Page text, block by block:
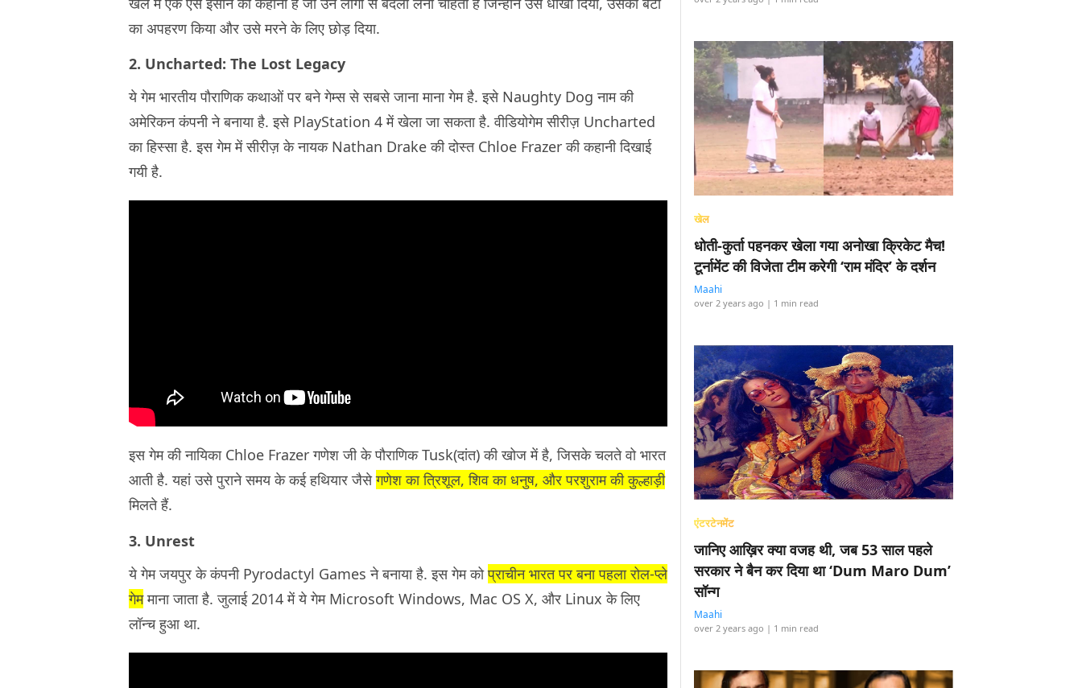
का अपहरण किया और उसे मरने के लिए छोड़ दिया.
2. Uncharted: The Lost Legacy
ये गेम भारतीय पौराणिक कथाओं पर बने गेम्स से सबसे जाना माना गेम है. इसे Naughty Dog नाम की
अमेरिकन कंपनी ने बनाया है. इसे PlayStation 4 में खेला जा सकता है. वीडियोगेम सीरीज़ Uncharted
का हिस्सा है. इस गेम में सीरीज़ के नायक Nathan Drake की दोस्त Chloe Frazer की कहानी दिखाई
गयी है.
इस गेम की नायिका Chloe Frazer गणेश जी के पौराणिक Tusk(दांत) की खोज में है, जिसके चलते वो भारत
आती है. यहां उसे पुराने समय के कई हथियार जैसेगणेश का त्रिशूल, शिव का धनुष, और परशुराम की कुल्हाड़ी
मिलते हैं.
3. Unrest
ये गेम जयपुर के कंपनी Pyrodactyl Games ने बनाया है. इस गेम कोप्राचीन भारत पर बना पहला रोल-प्ले
गेममाना जाता है. जुलाई 2014 में ये गेम Microsoft Windows, Mac OS X, और Linux के लिए
लॉन्च हुआ था.
खेल
धोती-कुर्ता पहनकर खेला गया अनोखा क्रिकेट मैच!
टूर्नामेंट की विजेता टीम करेगी ‘राम मंदिर’ के दर्शन
Maahi
over 2 years ago | 1 min read
एंटरटेनमेंट
जानिए आख़िर क्या वजह थी, जब 53 साल पहले
सरकार ने बैन कर दिया था ‘Dum Maro Dum’
सॉन्ग
Maahi
over 2 years ago | 1 min read